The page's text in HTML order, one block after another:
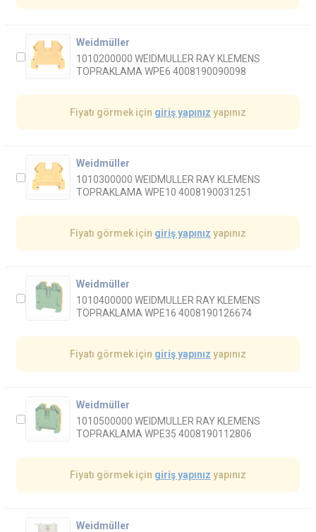
Weidmüller
1010200000 WEIDMULLER RAY KLEMENS
TOPRAKLAMA WPE6 4008190090098
Fiyatı görmek için giriş yapınız yapınız
Weidmüller
1010300000 WEIDMULLER RAY KLEMENS
TOPRAKLAMA WPE10 4008190031251
Fiyatı görmek için giriş yapınız yapınız
Weidmüller
1010400000 WEIDMULLER RAY KLEMENS
TOPRAKLAMA WPE16 4008190126674
Fiyatı görmek için giriş yapınız yapınız
Weidmüller
1010500000 WEIDMULLER RAY KLEMENS
TOPRAKLAMA WPE35 4008190112806
Fiyatı görmek için giriş yapınız yapınız
Weidmüller